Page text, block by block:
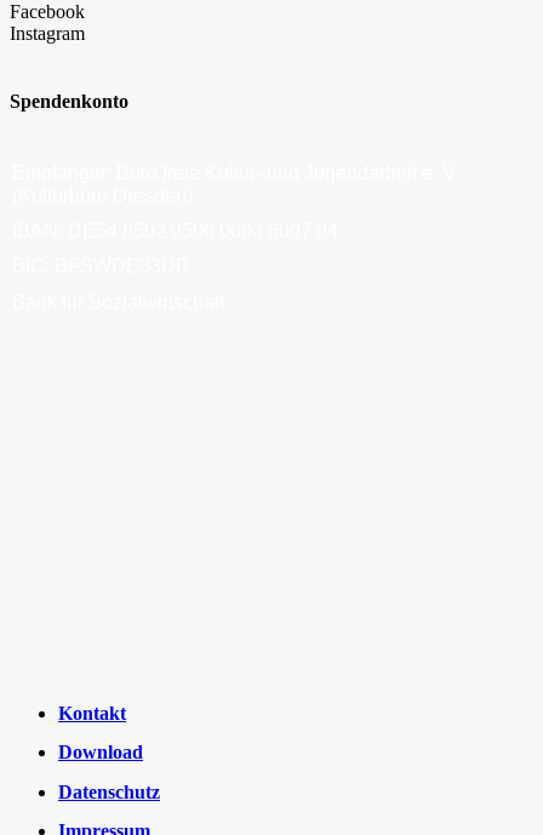
Facebook
Instagram
Spendenkonto
Kontakt
Download
Datenschutz
Impressum